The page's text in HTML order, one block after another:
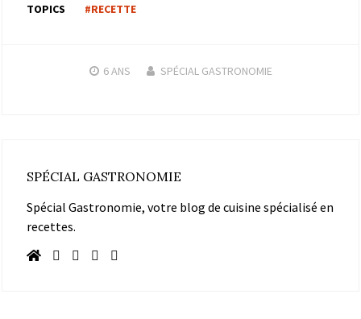
TOPICS #RECETTE
6 ANS SPÉCIAL GASTRONOMIE
SPÉCIAL GASTRONOMIE
Spécial Gastronomie, votre blog de cuisine spécialisé en
recettes.